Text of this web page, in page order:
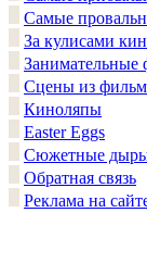
Самые
За кулисами
Занимательные
Сцены из
Киноляпы
Easter Eggs
Сюжетные
Обратная связь
Реклама на